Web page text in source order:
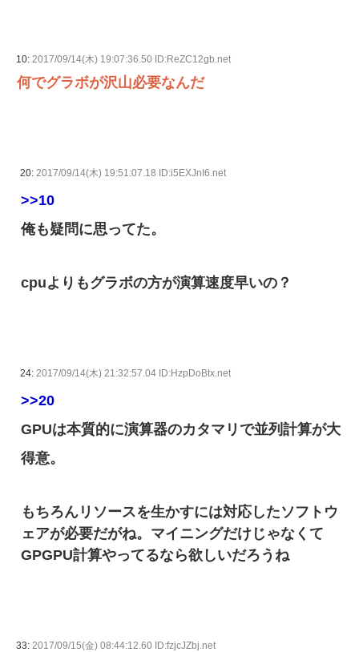
10: 2017/09/14(木) 19:07:36.50 ID:ReZC12gb.net
何でグラボが沢山必要なんだ
20: 2017/09/14(木) 19:51:07.18 ID:i5EXJnI6.net
>>10
俺も疑問に思ってた。
cpuよりもグラボの方が演算速度早いの？
24: 2017/09/14(木) 21:32:57.04 ID:HzpDoBtx.net
>>20
GPUは本質的に演算器のカタマリで並列計算が大
得意。
もちろんリソースを生かすには対応したソフトウ
ェアが必要だがね。マイニングだけじゃなくて
GPGPU計算やってるなら欲しいだろうね
33: 2017/09/15(金) 08:44:12.60 ID:fzjcJZbj.net